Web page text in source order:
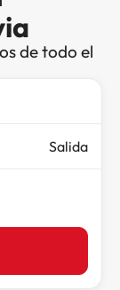
de todo el
Salida